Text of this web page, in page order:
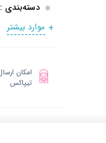
دسته‌بندی :
موارد بیشتر
امکان
تیپاکس